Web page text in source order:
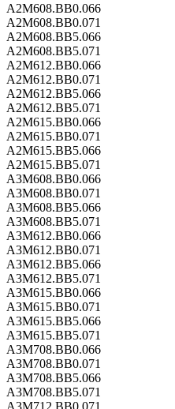
A2M608.BB0.066
A2M608.BB0.071
A2M608.BB5.066
A2M608.BB5.071
A2M612.BB0.066
A2M612.BB0.071
A2M612.BB5.066
A2M612.BB5.071
A2M615.BB0.066
A2M615.BB0.071
A2M615.BB5.066
A2M615.BB5.071
A3M608.BB0.066
A3M608.BB0.071
A3M608.BB5.066
A3M608.BB5.071
A3M612.BB0.066
A3M612.BB0.071
A3M612.BB5.066
A3M612.BB5.071
A3M615.BB0.066
A3M615.BB0.071
A3M615.BB5.066
A3M615.BB5.071
A3M708.BB0.066
A3M708.BB0.071
A3M708.BB5.066
A3M708.BB5.071
A3M712.BB0.071